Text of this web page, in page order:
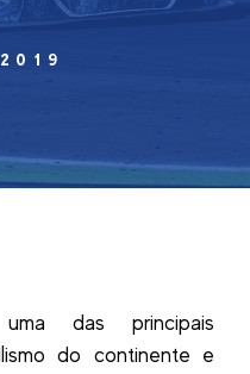
das principais
do continente e